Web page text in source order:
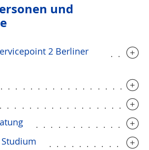
und
2 Berliner